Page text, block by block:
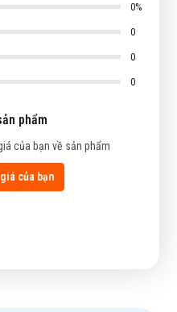
0%
0
0
0
phẩm
của bạn về sản phẩm
của bạn